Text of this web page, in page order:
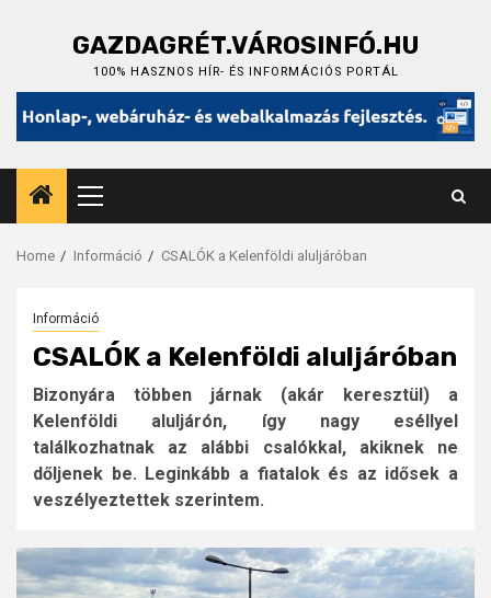
GAZDAGRÉT.VÁROSINFÓ.HU
100% HASZNOS HÍR- ÉS INFORMÁCIÓS PORTÁL
Primary
Menu
Home Információ CSALÓK a Kelenföldi aluljáróban
Információ
CSALÓK a Kelenföldi aluljáróban
Bizonyára többen járnak (akár keresztül) a
Kelenföldi aluljárón, így nagy eséllyel
találkozhatnak az alábbi csalókkal, akiknek ne
dőljenek be. Leginkább a fiatalok és az idősek a
veszélyeztettek szerintem.